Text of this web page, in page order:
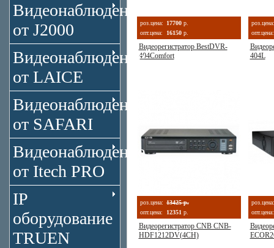
Видеонаблюдение
от J2000
Видеонаблюдение
от LAICE
Видеонаблюдение
от SAFARI
Видеонаблюдение
от Itech PRO
IP
оборудование
TRUEN
роз.цена: 17700 р.
опт.цена:
16150 р.
Видеорегистратор BestDVR-
404Comfort
роз.цена:
опт.цена:
404L
роз.цена: 13425 р.
опт.цена:
12351 р.
Видеорегистратор CNB CNB-
HDF1212DV(4CH)
роз.цена:
опт.цена: